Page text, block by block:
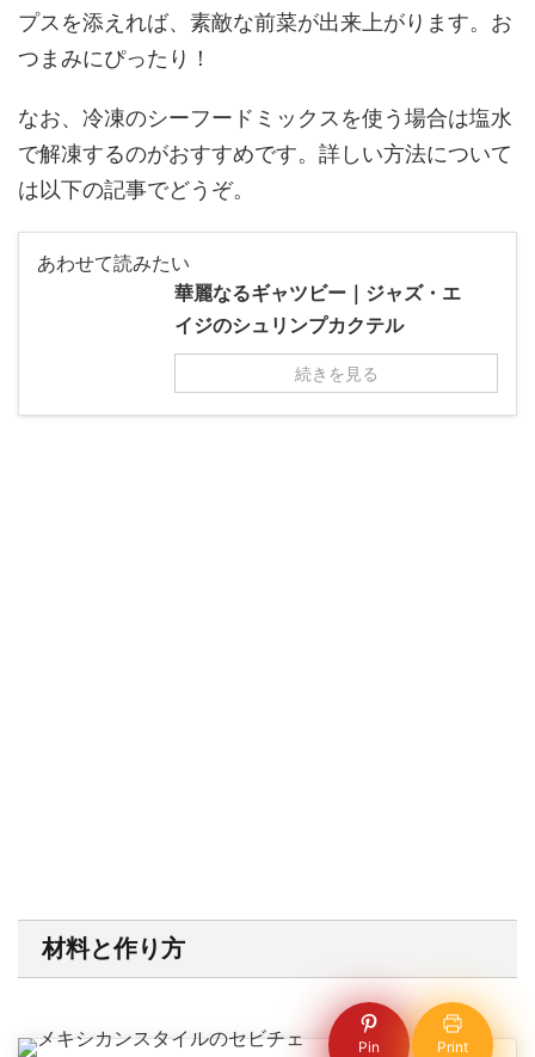
プスを添えれば、素敵な前菜が出来上がります。お
つまみにぴったり！
なお、冷凍のシーフードミックスを使う場合は塩水
で解凍するのがおすすめです。詳しい方法について
は以下の記事でどうぞ。
あわせて読みたい
華麗なるギャツビー｜ジャズ・エ
イジのシュリンプカクテル
続きを見る
材料と作り方
Pin Print